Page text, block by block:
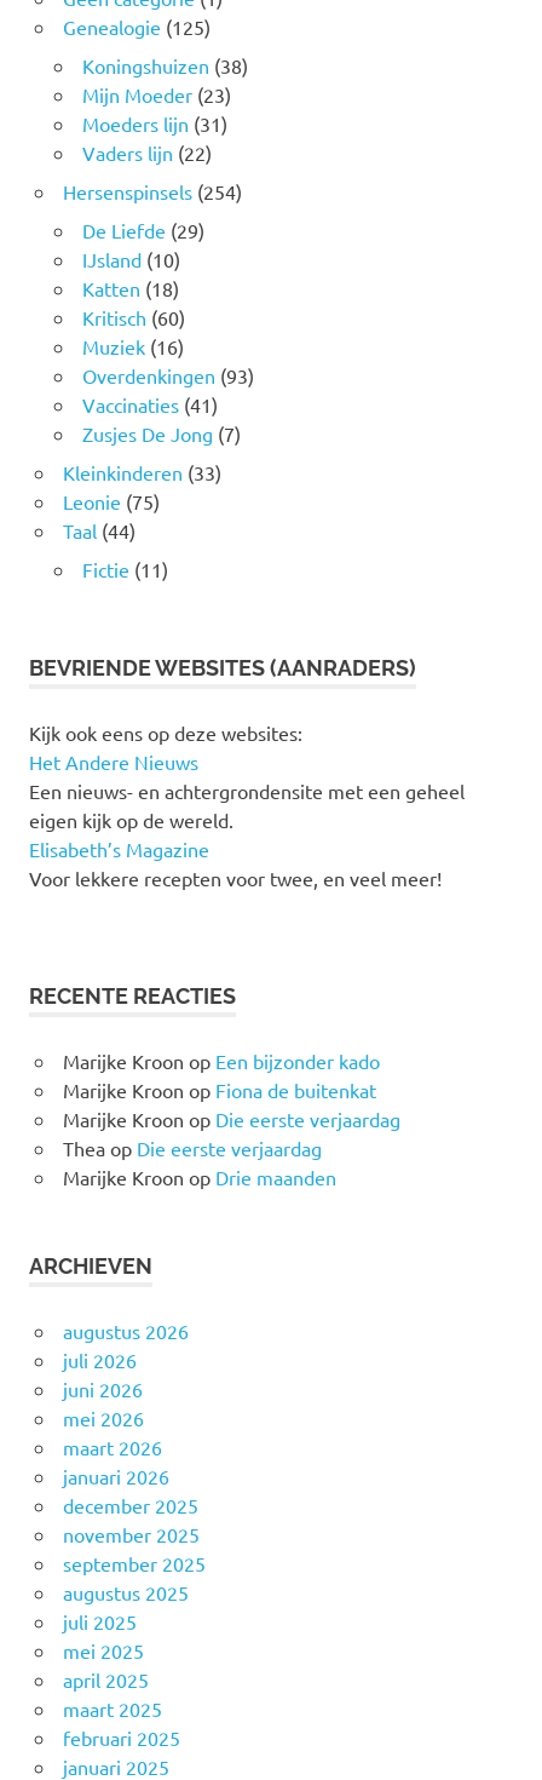
Genealogie (125)
Koningshuizen (38)
Mijn Moeder(23)
Moeders lijn (31)
Vaders lijn (22)
Hersenspinsels(254)
De Liefde (29)
IJsland(10)
Katten (18)
Kritisch (60)
Muziek(16)
Overdenkingen (93)
Vaccinaties(41)
Zusjes De Jong (7)
Kleinkinderen (33)
Leonie (75)
Taal(44)
Fictie (11)
BEVRIENDE WEBSITES (AANRADERS)
Kijk ook eens op deze websites:
Het Andere Nieuws
Een nieuws- en achtergrondensite met een geheel
eigen kijk op de wereld.
Elisabeth’s Magazine
Voor lekkere recepten voor twee, en veel meer!
RECENTE REACTIES
Marijke Kroon op Een bijzonder kado
Marijke Kroon op Fiona de buitenkat
Marijke Kroon op Die eerste verjaardag
Theaop Die eerste verjaardag
Marijke Kroon op Drie maanden
ARCHIEVEN
augustus 2026
juli 2026
juni 2026
mei 2026
maart 2026
januari 2026
december 2025
november 2025
september 2025
augustus 2025
juli 2025
mei 2025
april 2025
maart 2025
februari 2025
januari 2025